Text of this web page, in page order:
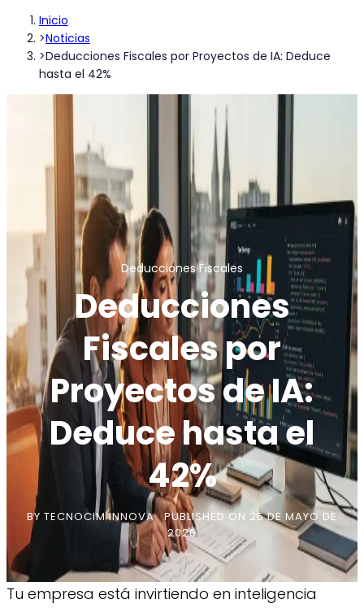
Inicio
>Noticias
>Deducciones Fiscales por Proyectos de IA: Deduce
hasta el 42%
Deducciones Fiscales
Deducciones
Fiscales por
Proyectos de IA:
Deduce hasta el
42%
BY TECNOCIM INNOVAPUBLISHED ON 25 DE MAYO DE
2026
Tu empresa está invirtiendo en inteligencia